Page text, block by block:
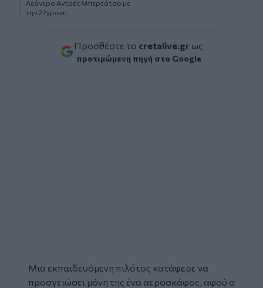
Λεάντρο Αντρές Μπερτάτσο με
την 22χρονη
Προσθέστε το cretalive.gr ως
προτιμώμενη πηγή στο Google
Μια εκπαιδευόμενη πιλότος κατάφερε να
προσγειώσει μόνη της ένα αεροσκάφος, αφού ο